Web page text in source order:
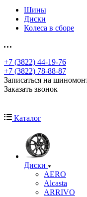
Шины
Диски
Колеса в сборе
+7 (3822) 44-19-76
+7 (3822) 78-88-87
Записаться на
Заказать звонок
Каталог
Диски
AERO
Alcasta
ARRIVO